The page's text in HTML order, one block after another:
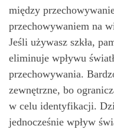
między
przechowywaniem na
Jeśli używasz szkła,
eliminuje wpływu
przechowywania.
zewnętrzne, bo
w celu identyfikacji.
jednocześnie wpływ